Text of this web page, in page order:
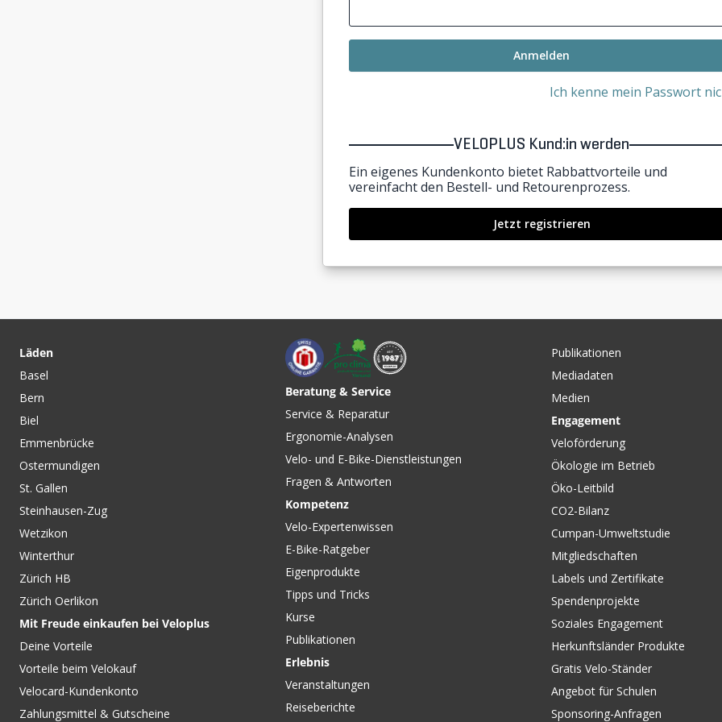
Anmelden
Ich kenne mein Passwort
VELOPLUS Kund:in werden
Ein eigenes Kundenkonto bietet Rabbattvorteile und
vereinfacht den Bestell- und Retourenprozess.
Jetzt registrieren
Läden
Basel
Bern
Biel
Emmenbrücke
Ostermundigen
St. Gallen
Steinhausen-Zug
Wetzikon
Winterthur
Zürich HB
Zürich Oerlikon
Mit Freude einkaufen bei Veloplus
Deine Vorteile
Vorteile beim Velokauf
Velocard-Kundenkonto
Zahlungsmittel & Gutscheine
Beratung & Service
Service & Reparatur
Ergonomie-Analysen
Velo- und E-Bike-Dienstleistungen
Fragen & Antworten
Kompetenz
Velo-Expertenwissen
E-Bike-Ratgeber
Eigenprodukte
Tipps und Tricks
Kurse
Publikationen
Erlebnis
Veranstaltungen
Reiseberichte
Publikationen
Mediadaten
Medien
Engagement
Veloförderung
Ökologie im Betrieb
Öko-Leitbild
CO2-Bilanz
Cumpan-Umweltstudie
Mitgliedschaften
Labels und Zertifikate
Spendenprojekte
Soziales Engagement
Herkunftsländer Produkte
Gratis Velo-Ständer
Angebot für Schulen
Sponsoring-Anfragen